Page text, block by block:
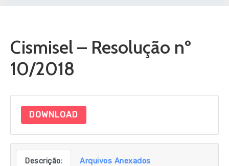
Cismisel – Resolução nº
10/2018
DOWNLOAD
Descrição: Arquivos Anexados